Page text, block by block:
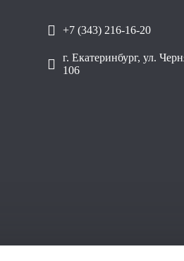
+7 (343) 216-16-20
г. Екатеринбург, ул.
106